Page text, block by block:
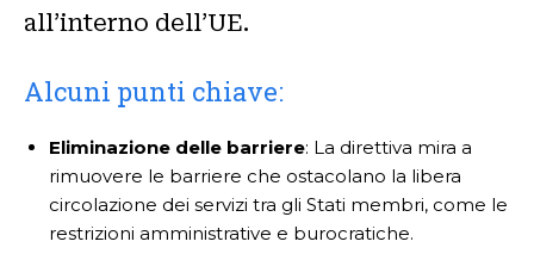
all’interno dell’UE.
Alcuni punti chiave:
Eliminazione delle barriere: La direttiva mira a
rimuovere le barriere che ostacolano la libera
circolazione dei servizi tra gli Stati membri, come le
restrizioni amministrative e burocratiche.